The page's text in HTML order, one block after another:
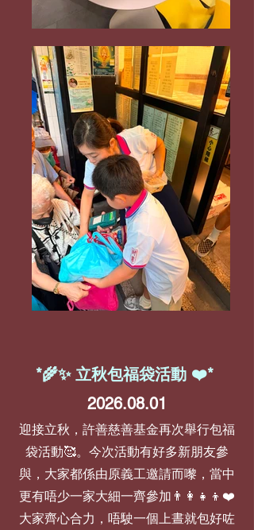
*🌾✨ 立秋包福袋活動 ❤️*
2026.08.01
迎接立秋，許善慈善基金再次舉行包福
袋活動🥰。今次活動有好多新朋友參
與，大家都係由原義工邀請而嚟，當中
更有唔少一家大細一齊參加👨‍👩‍👧‍👦❤️
大家齊心合力，唔駛一個上晝就包好咗